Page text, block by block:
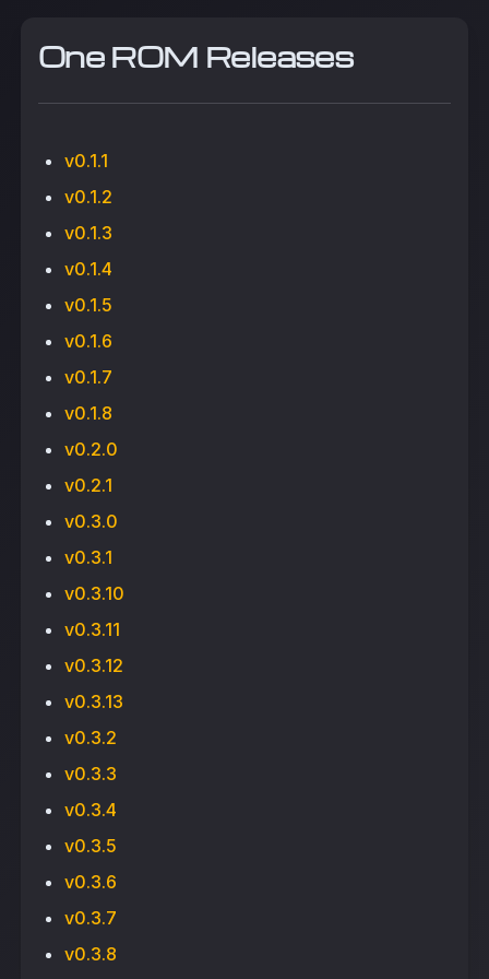
One ROM Releases
v0.1.1
v0.1.2
v0.1.3
v0.1.4
v0.1.5
v0.1.6
v0.1.7
v0.1.8
v0.2.0
v0.2.1
v0.3.0
v0.3.1
v0.3.10
v0.3.11
v0.3.12
v0.3.13
v0.3.2
v0.3.3
v0.3.4
v0.3.5
v0.3.6
v0.3.7
v0.3.8